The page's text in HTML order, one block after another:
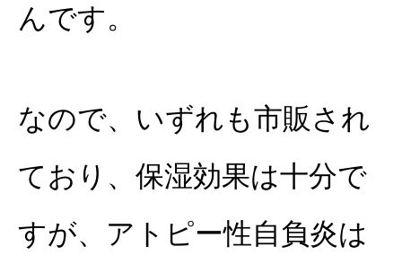
んです。
なので、いずれも市販され
ており、保湿効果は十分で
すが、アトピー性自負炎は